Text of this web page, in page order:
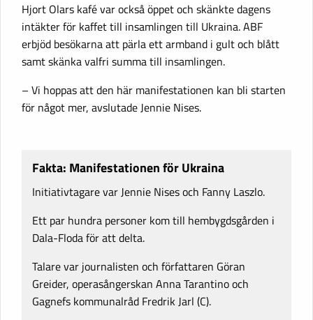
Hjort Olars kafé var också öppet och skänkte dagens
intäkter för kaffet till insamlingen till Ukraina. ABF
erbjöd besökarna att pärla ett armband i gult och blått
samt skänka valfri summa till insamlingen.
– Vi hoppas att den här manifestationen kan bli starten
för något mer, avslutade Jennie Nises.
Fakta: Manifestationen för Ukraina
Initiativtagare var Jennie Nises och Fanny Laszlo.
Ett par hundra personer kom till hembygdsgården i
Dala-Floda för att delta.
Talare var journalisten och författaren Göran
Greider, operasångerskan Anna Tarantino och
Gagnefs kommunalråd Fredrik Jarl (C).